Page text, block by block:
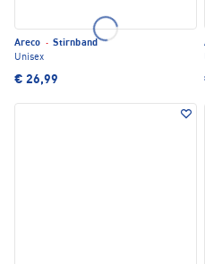
Areco · Stirnband
Unisex
€ 26,99